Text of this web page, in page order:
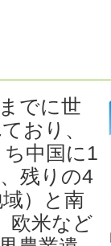
でに世
おり、
中国に1
残りの4
）と南
欧米など